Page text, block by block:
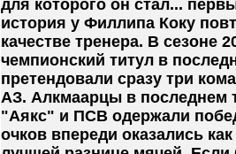
для которого он стал...
история у Филлипа Коку
качестве тренера. В сезоне
чемпионский титул в
претендовали сразу три
АЗ. Алкмаарцы в последнем
"Аякс" и ПСВ одержали
очков впереди оказались